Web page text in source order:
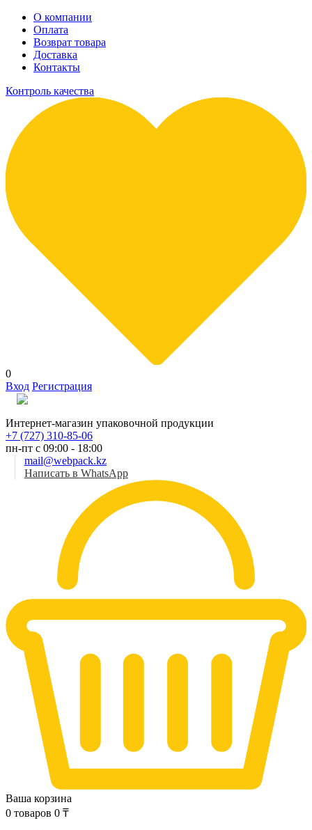
О компании
Оплата
Возврат товара
Доставка
Контакты
Контроль качества
0
Вход Регистрация
Интернет-магазин упаковочной продукции
+7 (727) 310-85-06
пн-пт с 09:00 - 18:00
mail@webpack.kz
Написать в WhatsApp
Ваша корзина
0 товаров 0 ₸